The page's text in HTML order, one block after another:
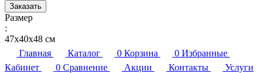
Заказать
Размер
:
47х40х48 см
Главная
Каталог 0 Корзина 0 Избранные
Кабинет
0 Сравнение Акции Контакты
Услуги